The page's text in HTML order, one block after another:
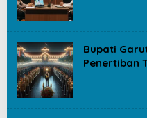
Bupati
Penertiban